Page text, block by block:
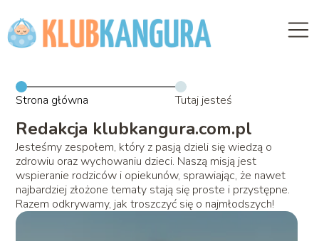
Strona główna Tutaj jesteś
Redakcja klubkangura.com.pl
Jesteśmy zespołem, który z pasją dzieli się wiedzą o
zdrowiu oraz wychowaniu dzieci. Naszą misją jest
wspieranie rodziców i opiekunów, sprawiając, że nawet
najbardziej złożone tematy stają się proste i przystępne.
Razem odkrywamy, jak troszczyć się o najmłodszych!